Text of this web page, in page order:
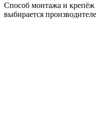
Способ монтажа и крепёж
выбирается